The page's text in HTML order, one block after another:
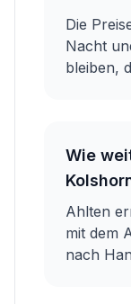
Die
Nacht
bleiben,
Wie
Ahlten
mit dem
nach